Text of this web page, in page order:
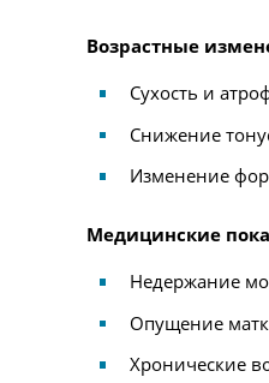
Возрастные
Сухость и
Снижение
Изменение
Медицинские
Недержание
Опущение
Хронические